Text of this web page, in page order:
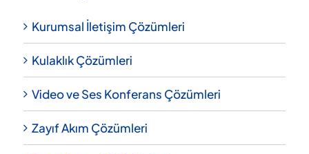
Kurumsal İletişim Çözümleri
Kulaklık Çözümleri
Video ve Ses Konferans Çözümleri
Zayıf Akım Çözümleri